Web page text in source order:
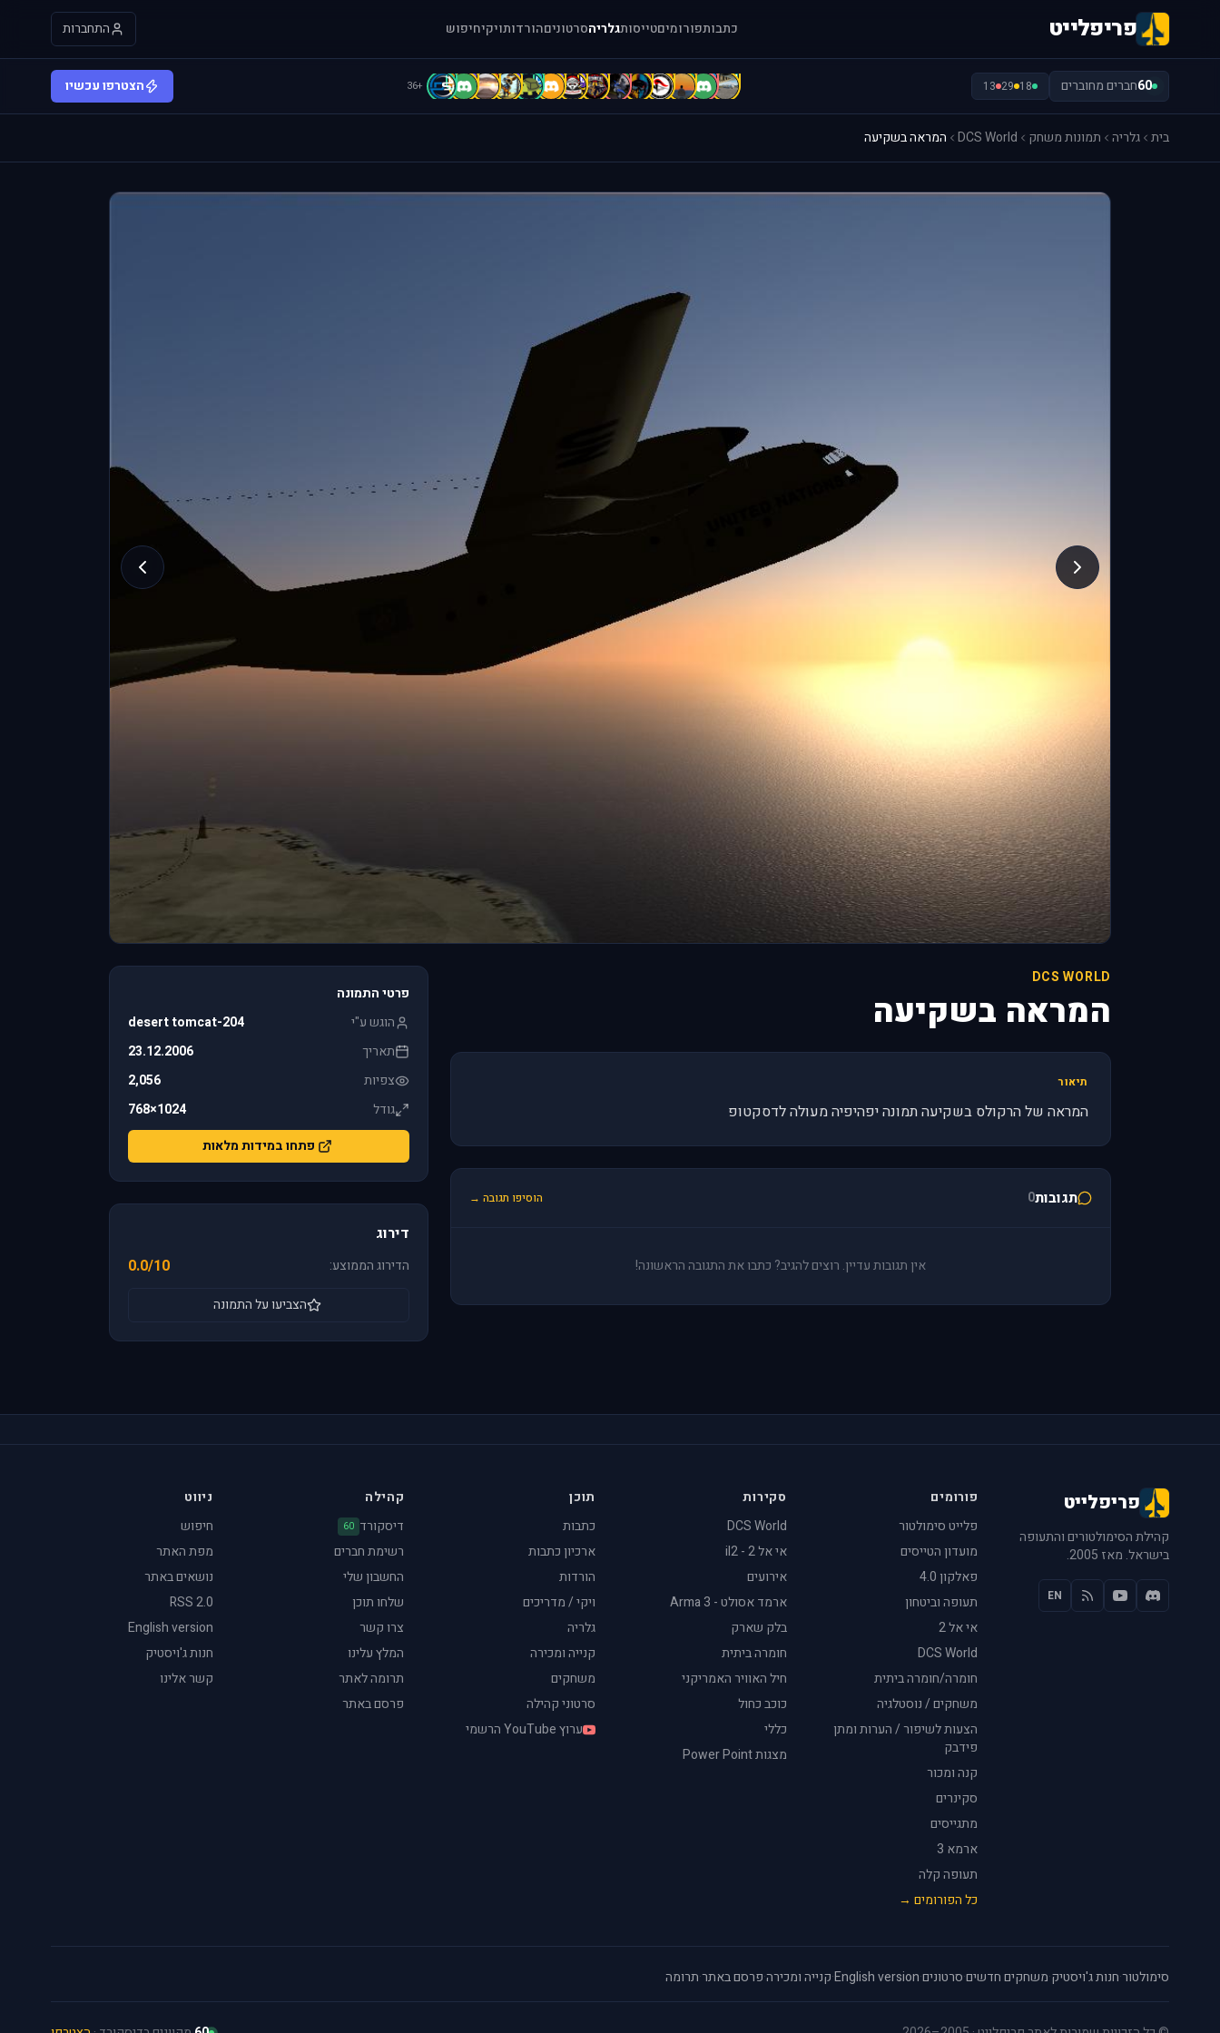
פריפלייט כתבותפורומיםטייסותגלריהסרטוניםהורדותויקיחיפוש התחברות
60חברים מחוברים 18
29
13
[
a
A
A
A
A
b
b
B
C
C
D
D
D
+36 הצטרפו עכשיו
בית גלריה תמונות משחק DCS World המראה בשקיעה
DCS WORLD
המראה בשקיעה
תיאור
המראה של הרקולס בשקיעה תמונה יפהיפיה מעולה לדסקטופ
תגובות0 הוסיפו תגובה →
אין תגובות עדיין. רוצים להגיב? כתבו את התגובה הראשונה!
פרטי התמונה
הוגש ע"י
desert tomcat-204
תאריך
23.12.2006
צפיות
2,056
גודל
1024×768
פתחו במידות מלאות
דירוג
הדירוג הממוצע: 0.0/10
הצביעו על התמונה
פריפלייט
קהילת הסימולטורים והתעופה
בישראל. מאז 2005.
EN
פורומים
פלייט סימולטור
מועדון הטייסים
פאלקון 4.0
תעופה וביטחון
אי אל 2
DCS World
חומרה/חומרה ביתית
משחקים / נוסטלגיה
הצעות לשיפור / הערות ומתן
פידבק
קנה ומכור
סקינרים
מתגייסים
ארמא 3
תעופה קלה
כל הפורומים →
סקירות
DCS World
אי אל 2 - il2
אירועים
ארמד אסולט - Arma 3
בלק שארק
חומרה ביתית
חיל האוויר האמריקני
כוכב כחול
כללי
מצגות Power Point
תוכן
כתבות
ארכיון כתבות
הורדות
ויקי / מדריכים
גלריה
קנייה ומכירה
משחקים
סרטוני קהילה
ערוץ YouTube הרשמי
קהילה
דיסקורד 60
רשימת חברים
החשבון שלי
שלחו תוכן
צרו קשר
המלץ עלינו
תרומה לאתר
פרסם באתר
ניווט
חיפוש
מפת האתר
נושאים באתר
RSS 2.0
English version
חנות ג'ויסטיק
קשר אלינו
סימולטור·חנות ג'ויסטיק·משחקים חדשים·סרטונים·
English version
·קנייה ומכירה·פרסם באתר·תרומה